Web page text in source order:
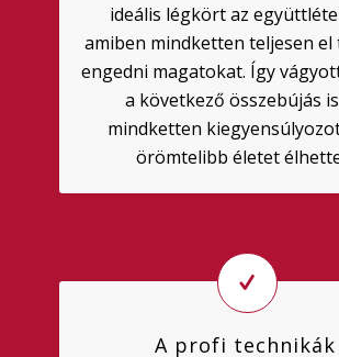
ideális légkört az
amiben mindketten teljesen
engedni magatokat. Így
a következő összebújás
mindketten
örömtelibb életet
A profi technikák